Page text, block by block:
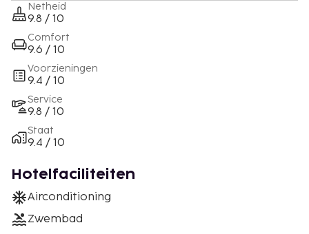
Netheid
9.8 / 10
Comfort
9.6 / 10
Voorzieningen
9.4 / 10
Service
9.8 / 10
Staat
9.4 / 10
Hotelfaciliteiten
Airconditioning
Zwembad